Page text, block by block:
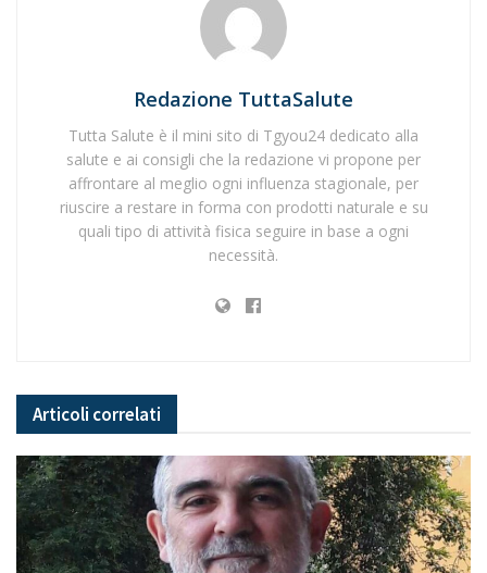
Redazione TuttaSalute
Tutta Salute è il mini sito di Tgyou24 dedicato alla
salute e ai consigli che la redazione vi propone per
affrontare al meglio ogni influenza stagionale, per
riuscire a restare in forma con prodotti naturale e su
quali tipo di attività fisica seguire in base a ogni
necessità.
Articoli correlati